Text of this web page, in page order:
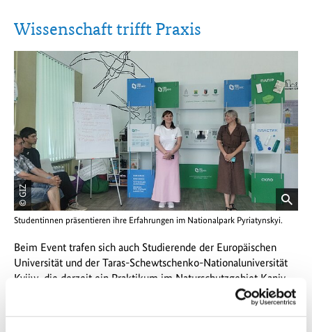
Wissenschaft trifft Praxis
öffnet
in
einer
vergrößerten
Darstellung
© GIZ
Studentinnen präsentieren ihre Erfahrungen im Nationalpark Pyriatynskyi.
Beim Event trafen sich auch Studierende der Europäischen
Universität und der Taras-Schewtschenko-Nationaluniversität
Kyjiw, die derzeit ein Praktikum im Naturschutzgebiet Kaniv
absolvieren. Dort unterstützen sie den Schutz von Störchen im
Nationalpark Pyrjatyn. Auf der Veranstaltung zeigten sie einen